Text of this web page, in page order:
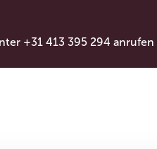
+31 413 395 294